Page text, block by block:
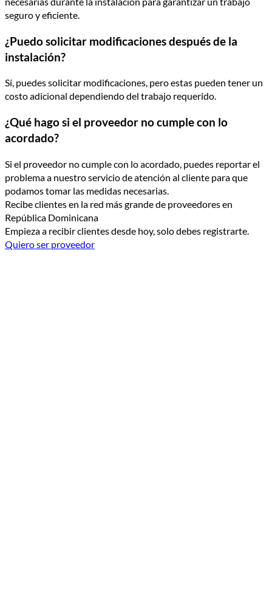
seguro y eficiente.
¿Puedo solicitar modificaciones después de la
instalación?
Sí, puedes solicitar modificaciones, pero estas pueden tener un
costo adicional dependiendo del trabajo requerido.
¿Qué hago si el proveedor no cumple con lo
acordado?
Si el proveedor no cumple con lo acordado, puedes reportar el
problema a nuestro servicio de atención al cliente para que
podamos tomar las medidas necesarias.
Recibe clientes en la red más grande de proveedores en
República Dominicana
Empieza a recibir clientes desde hoy, solo debes registrarte.
Quiero ser proveedor